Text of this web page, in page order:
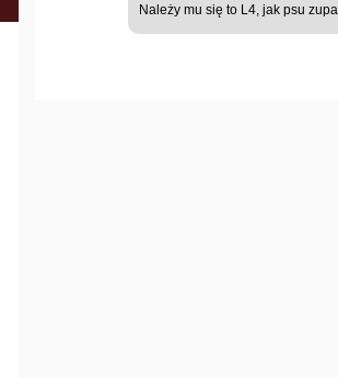
Należy mu się to L4, jak psu zupa.